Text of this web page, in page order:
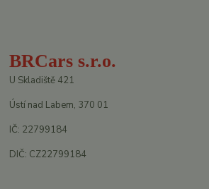
BRCars s.r.o.
U Skladiště 421
Ústí nad Labem, 370 01
IČ: 22799184
DIČ: CZ22799184